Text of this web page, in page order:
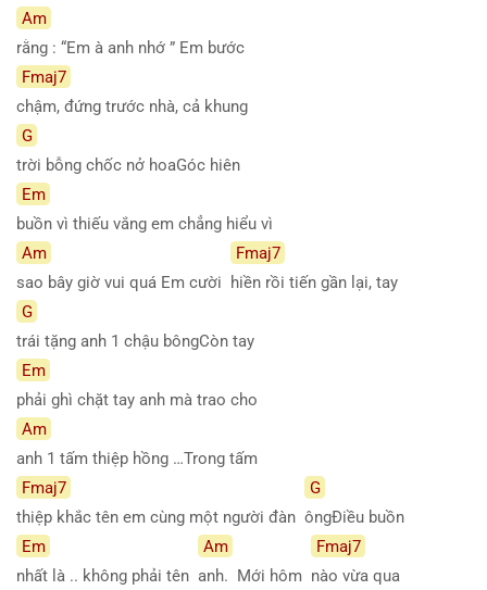
Am
rằng : “Em à anh nhớ ” Em bước
Fmaj7
chậm, đứng trước nhà, cả khung
G
trời bỗng chốc nở hoaGóc hiên
Em
buồn vì thiếu vắng em chẳng hiểu vì
Am
sao bây giờ vui quá Em cười
Fmaj7
hiền rồi tiến gần lại, tay
G
trái tặng anh 1 chậu bôngCòn tay
Em
phải ghì chặt tay anh mà trao cho
Am
anh 1 tấm thiệp hồng …Trong tấm
Fmaj7
thiệp khắc tên em cùng một người đàn
G
ôngĐiều buồn
Em
nhất là .. không phải tên
Am
anh. Mới hôm
Fmaj7
nào vừa qua